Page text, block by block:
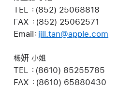
TEL ：(852) 25068818
FAX ：(852) 25062571
Email： jill.tan@apple.com
杨妍 小姐
TEL ：(8610) 85255785
FAX ：(8610) 65880430